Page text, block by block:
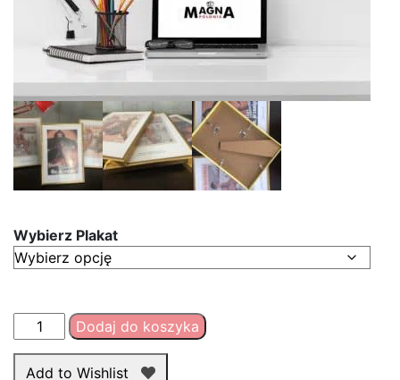
Wybierz Plakat
ilość
Plakaty
historyczne
Dodaj do koszyka
Add to Wishlist